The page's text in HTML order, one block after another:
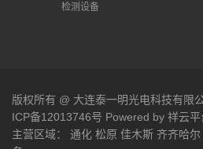
检测设备
版权所有 @ 大连泰一明光电科技有限
ICP备12013746号 Powered by 祥云平
主营区域： 通化 松原 佳木斯 齐齐哈尔